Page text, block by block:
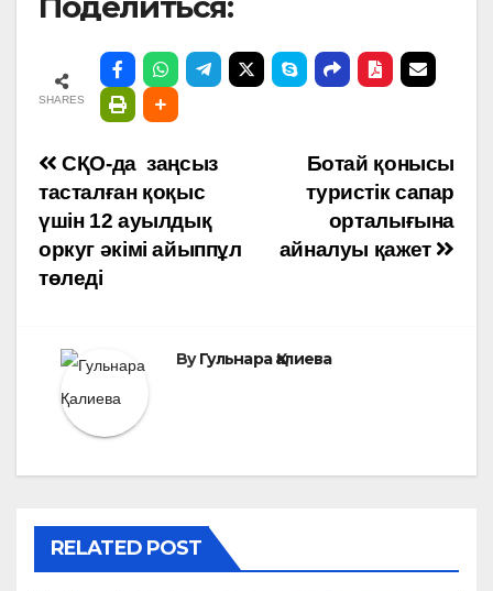
SHARES
Навигация
по
записям
Ботай қонысы
туристік сапар
орталығына
айналуы қажет
СҚО-да заңсыз
тасталған қоқыс
үшін 12 ауылдық
оркуг әкімі айыппұл
төледі
ByГульнара Қалиева
RELATED POST